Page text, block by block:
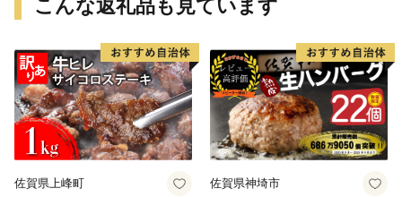
こんな返礼品も見ています
佐賀県上峰町 佐賀県神埼市